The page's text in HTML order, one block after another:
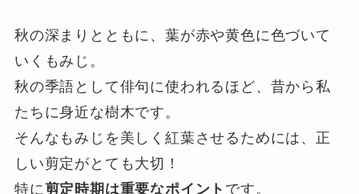
秋の深まりとともに、葉が赤や黄色に色づいて
いくもみじ。
秋の季語として俳句に使われるほど、昔から私
たちに身近な樹木です。
そんなもみじを美しく紅葉させるためには、正
しい剪定がとても大切！
特に 剪定時期は重要なポイント です。